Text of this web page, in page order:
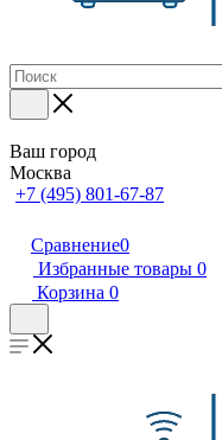
Ваш город
Москва
+7 (495) 801-67-87
Сравнение0
Избранные товары 0
Корзина 0